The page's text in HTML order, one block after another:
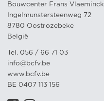
Bouwcenter Frans Vlaeminck
Ingelmunstersteenweg 72
8780 Oostrozebeke
België
Tel. 056 / 66 71 03
info@bcfv.be
www.bcfv.be
BE 0407 113 156